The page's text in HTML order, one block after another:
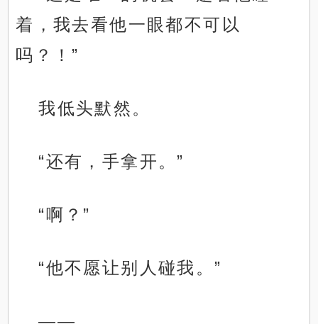
着，我去看他一眼都不可以
吗？！”
我低头默然。
“还有，手拿开。”
“啊？”
“他不愿让别人碰我。”